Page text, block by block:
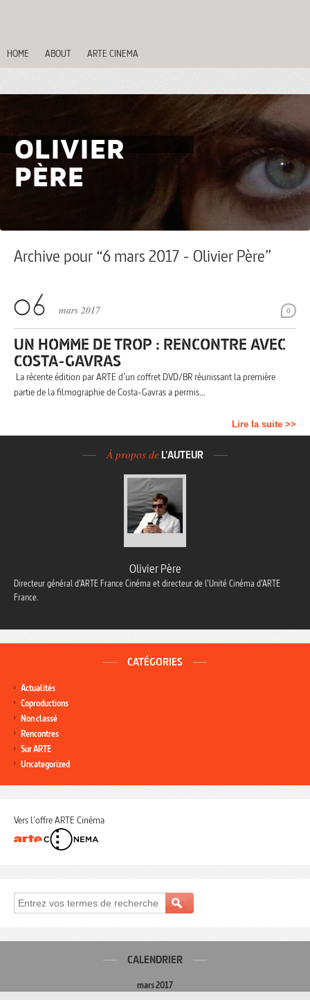
HOME ABOUT ARTE CINEMA
OLIVIER
PÈRE
Archive pour “6 mars 2017 - Olivier Père”
0
mars 2017
UN HOMME DE TROP : RENCONTRE AVEC
COSTA-GAVRAS
La récente édition par ARTE d’un coffret DVD/BR réunissant la première
partie de la filmographie de Costa-Gavras a permis…
Lire la suite >>
À propos de L'AUTEUR
Olivier Père
Directeur général d’ARTE France Cinéma et directeur de l’Unité Cinéma d’ARTE
France.
CATÉGORIES
Actualités
Coproductions
Non classé
Rencontres
Sur ARTE
Uncategorized
Vers l'offre ARTE Cinéma
CALENDRIER
mars 2017